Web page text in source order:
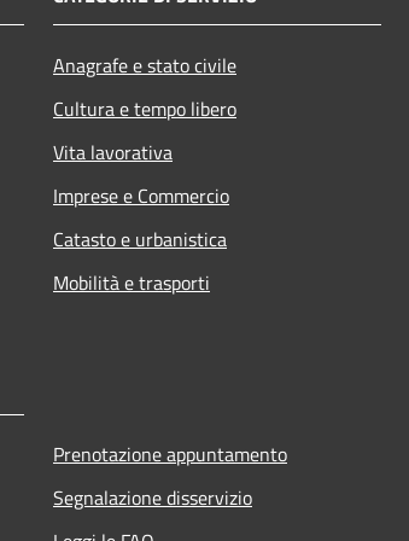
Anagrafe e stato civile
Cultura e tempo libero
Vita lavorativa
Imprese e Commercio
Catasto e urbanistica
Mobilità e trasporti
Prenotazione appuntamento
Segnalazione disservizio